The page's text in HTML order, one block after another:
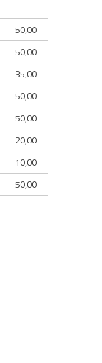
50,00
50,00
35,00
50,00
50,00
20,00
10,00
50,00